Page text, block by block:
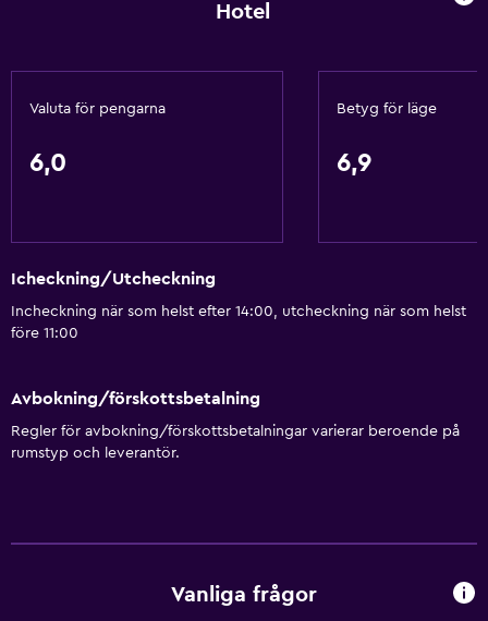
Hotel
Valuta för pengarna
6,0
Betyg för läge
6,9
Icheckning/Utcheckning
Incheckning när som helst efter 14:00, utcheckning när som helst
före 11:00
Avbokning/förskottsbetalning
Regler för avbokning/förskottsbetalningar varierar beroende på
rumstyp och leverantör.
Vanliga frågor